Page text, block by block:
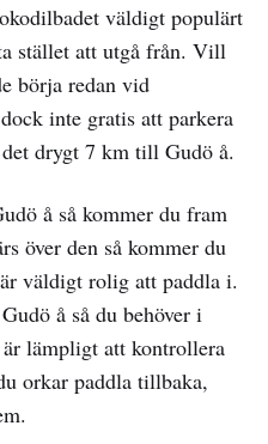
väldigt populärt
stället att utgå från. Vill
börja redan vid
inte gratis att parkera
drygt 7 km till Gudö å.
å så kommer du fram
över den så kommer du
väldigt rolig att paddla i.
å så du behöver i
lämpligt att kontrollera
orkar paddla tillbaka,